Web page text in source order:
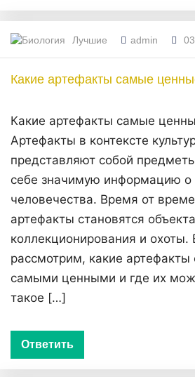
Лучшие admin
Какие артефакты самые
Какие артефакты самые
Артефакты в контексте
представляют собой
себе значимую информацию
человечества. Время от
артефакты становятся
коллекционирования и охоты.
рассмотрим, какие артефакты
самыми ценными и где их
такое […]
Ответить